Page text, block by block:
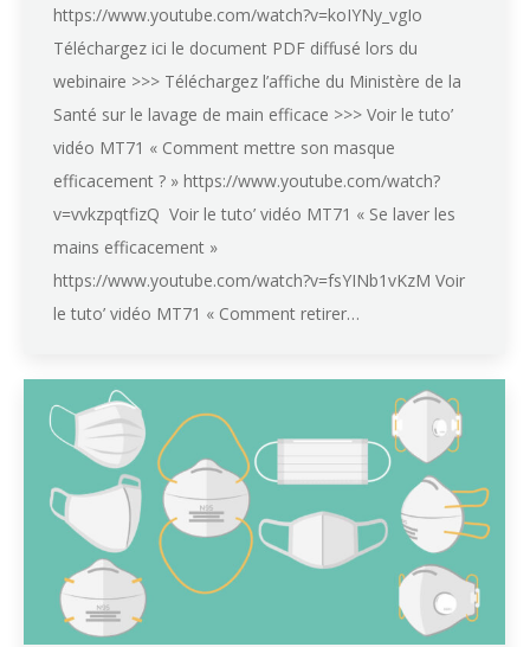
https://www.youtube.com/watch?v=koIYNy_vgIo
Téléchargez ici le document PDF diffusé lors du
webinaire >>> Téléchargez l’affiche du Ministère de la
Santé sur le lavage de main efficace >>> Voir le tuto’
vidéo MT71 « Comment mettre son masque
efficacement ? » https://www.youtube.com/watch?
v=vvkzpqtfizQ Voir le tuto’ vidéo MT71 « Se laver les
mains efficacement »
https://www.youtube.com/watch?v=fsYINb1vKzM Voir
le tuto’ vidéo MT71 « Comment retirer…